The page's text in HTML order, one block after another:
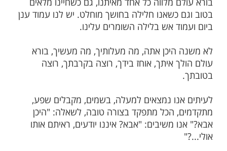
"אִם אֶסַּק שָׁמַיִם שָׁם אָתָּה וְאַצִּיעָה שְּׁאוֹל
קלט', ח') - לאן שלא אפנה אתה שם בורא
אשר צבי מאוסטראה: "אם 'אסק שמים שם
אם אעלה לשמים שם נמצא בורא עולם, לא
אתה רחוק מאד ממני. ואם ארד מטה - 'הנך',
עמוק מאד, רחוק ממני...
הדבר, לא משנה היכן אהיה, אתה לידי, אם